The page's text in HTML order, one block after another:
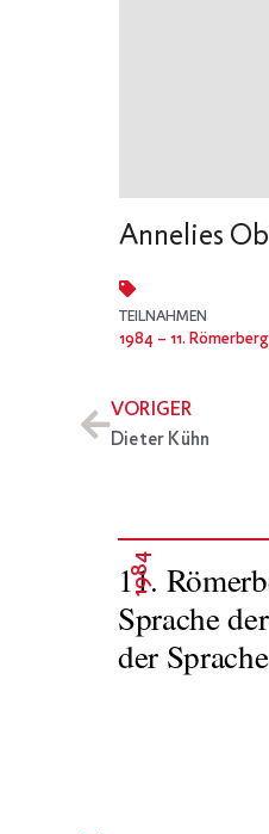
Annelies
TEILNAHMEN
1984 – 11.
VORIGER
Dieter Kühn
1984
11.
Sprache
der Sprache